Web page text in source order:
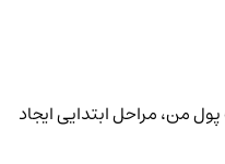
من، مراحل ابتدایی ایجاد